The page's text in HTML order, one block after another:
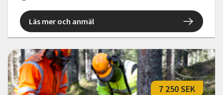
Läs mer och anmäl
7 250 SEK